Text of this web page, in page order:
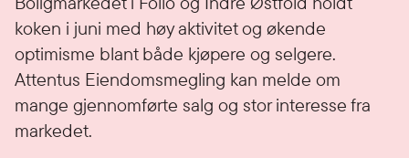
koken i juni med høy aktivitet og økende
optimisme blant både kjøpere og selgere.
Attentus Eiendomsmegling kan melde om
mange gjennomførte salg og stor interesse fra
markedet.